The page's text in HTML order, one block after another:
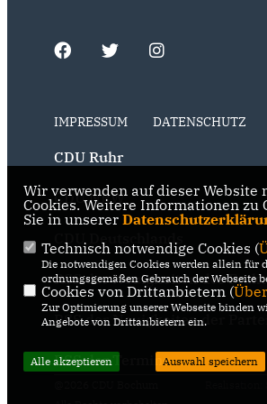
IMPRESSUM DATENSCHUTZ
CDU Ruhr
CDU NRW
RSS der Neuigkeiten der
RSS der Neuigkeiten der Partei
RSS der Termine
Wir verwenden auf dieser Website
Cookies. Weitere Informationen zu
Sie in unserer
Technisch notwendige Cookies (
Die notwendigen Cookies werden allein für
ordnungsgemäßen Gebrauch der Webseite
Cookies von Drittanbietern (
Zur Optimierung unserer Webseite binden
Angebote von Drittanbietern ein.
Alle akzeptieren Auswahl speichern